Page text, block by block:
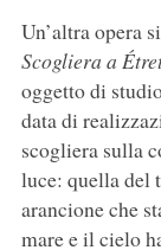
Un’altra opera
Scogliera a
oggetto di
data di
scogliera sulla
luce: quella del
arancione che
mare e il cielo